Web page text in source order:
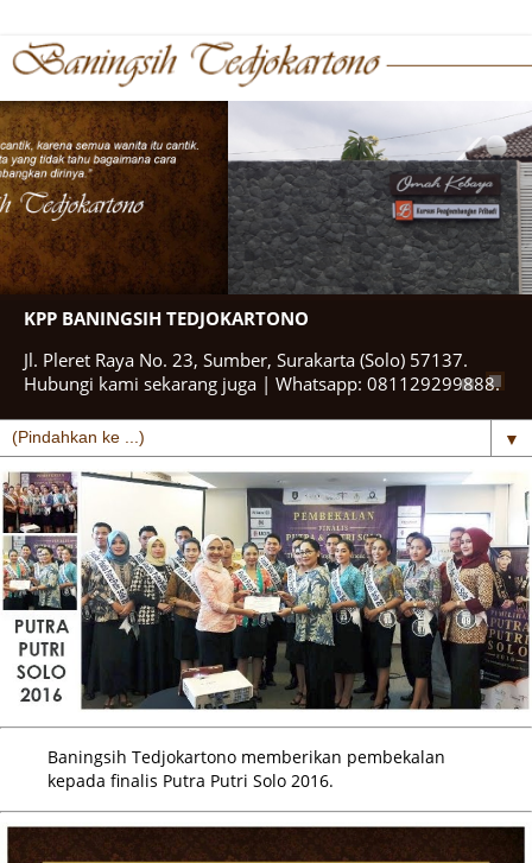
KPP BANINGSIH TEDJOKARTONO
Jl. Pleret Raya No. 23, Sumber, Surakarta (Solo) 57137.
Hubungi kami sekarang juga | Whatsapp: 081129299888.
▼
Baningsih Tedjokartono memberikan pembekalan
kepada finalis Putra Putri Solo 2016.